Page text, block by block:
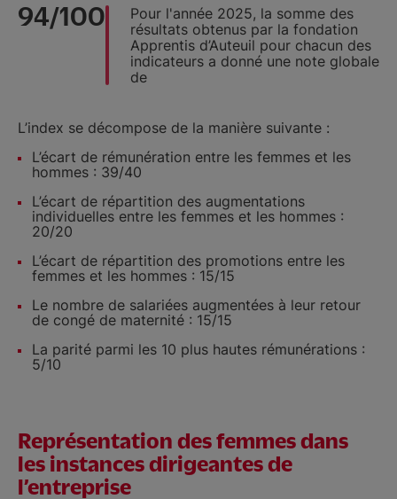
94/100
Pour l'année 2025, la somme des
résultats obtenus par la fondation
Apprentis d’Auteuil pour chacun des
indicateurs a donné une note globale
de
L’index se décompose de la manière suivante :
L’écart de rémunération entre les femmes et les
hommes : 39/40
L’écart de répartition des augmentations
individuelles entre les femmes et les hommes :
20/20
L’écart de répartition des promotions entre les
femmes et les hommes : 15/15
Le nombre de salariées augmentées à leur retour
de congé de maternité : 15/15
La parité parmi les 10 plus hautes rémunérations :
5/10
Représentation des femmes dans
les instances dirigeantes de
l’entreprise